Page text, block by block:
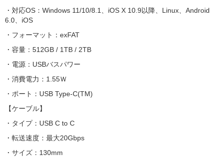
・対応OS：Windows 11/10/8.1、iOS X 10.9以降、Linux、Android
6.0、iOS
・フォーマット：exFAT
・容量：512GB / 1TB / 2TB
・電源：USBバスパワー
・消費電力：1.55Ｗ
・ポート：USB Type-C(TM)
【ケーブル】
・タイプ：USB C to C
・転送速度：最大20Gbps
・サイズ：130mm